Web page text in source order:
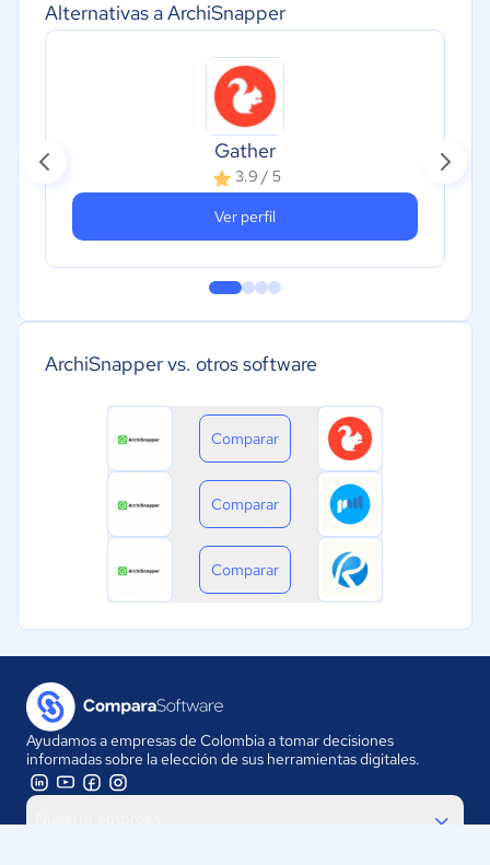
Alternativas a ArchiSnapper
Gather
3.9 / 5
Ver perfil
ArchiSnapper vs. otros software
Comparar
Comparar
Comparar
Ayudamos a empresas de Colombia a tomar decisiones
informadas sobre la elección de sus herramientas digitales.